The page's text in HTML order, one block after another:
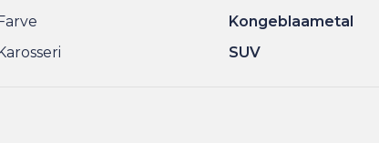
Kongeblaametal
SUV